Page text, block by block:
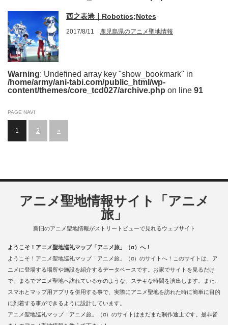
西之表港｜Robotics;Notes
2017/8/11 鹿児島県のアニメ聖地情報
Warning: Undefined array key "show_bookmark" in
/home/army/ani-tabi.com/public_html/wp-
content/themes/core_tcd027/archive.php on line 91
PAGE NAVI
1 2 »
アニメ聖地情報サイト「アニメ
旅」
新旧のアニメ聖地情報がストリートビューで見れるウェブサイト
ようこそ！アニメ聖地巡礼マップ「アニメ旅」（α）へ！
ようこそ！アニメ聖地巡礼マップ「アニメ旅」（α）のサイトへ！このサイトは、ア
ニメに登場する場所や施設を紹介するデータベースです。お家でサイトを見るだけ
で、まるでアニメ聖地へ訪れているかのような、ステキな時間を演出します。また、
スマホとマップ用アプリを併用する事で、実際にアニメ聖地を訪れた時に簡単に目的
に到着する事ができるように設計しています。
アニメ聖地巡礼マップ「アニメ旅」（α）のサイトはまだまだ制作途上です。是非皆